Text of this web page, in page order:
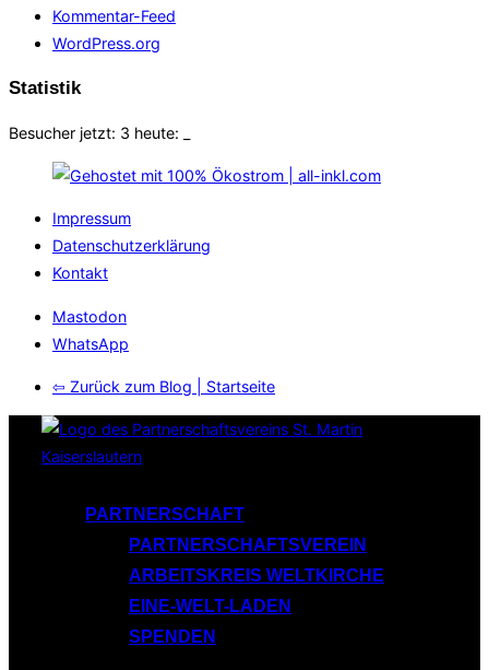
Kommentar-Feed
WordPress.org
Statistik
Besucher jetzt: 3 heute:
Impressum
Datenschutzerklärung
Kontakt
Mastodon
WhatsApp
⇦ Zurück zum Blog | Startseite
Inhalt
PARTNERSCHAFT
PARTNERSCHAFTSVEREIN
ARBEITSKREIS WELTKIRCHE
EINE-WELT-LADEN
SPENDEN